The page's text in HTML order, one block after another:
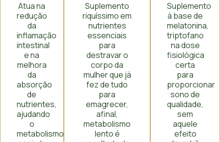
Atua na
redução
da
inflamação
intestinal
e na
melhora
da
absorção
de
nutrientes,
ajudando
o
metabolismo
Suplemento
riquíssimo em
nutrientes
essenciais
para
destravar o
corpo da
mulher que já
fez de tudo
para
emagrecer,
afinal,
metabolismo
lento é
Suplemento
à base de
melatonina,
triptofano
na dose
fisiológica
certa
para
proporcionar
sono de
qualidade,
sem
aquele
efeito